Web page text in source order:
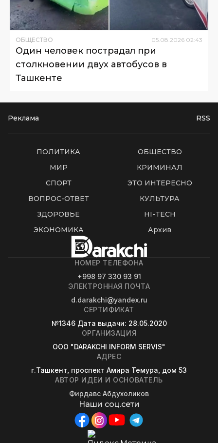
ОБЩЕСТВО 05.08.2026 02:43
Один человек пострадал при
столкновении двух автобусов в
Ташкенте
Реклама RSS
ПОЛИТИКА
ОБЩЕСТВО
МИР
КРИМИНАЛ
СПОРТ
ЭТО ИНТЕРЕСНО
ВОПРОС-ОТВЕТ
КУЛЬТУРА
ЗДОРОВЬЕ
HI-TECH
ЭКОНОМИКА
Архив
НОМЕР ТЕЛЕФОНА
+998 97 330 93 91
ЭЛЕКТРОННАЯ ПОЧТА
d.darakchi@yandex.ru
СЕРТИФИКАТ
№1346 Дата выдачи: 28.05.2020
ОРГАНИЗАЦИЯ
OOO "DARAKCHI INFORM SERVIS"
АДРЕС
г.Ташкент, проспект Амира Темура, дом 53
АВТОР ИДЕИ И ОСНОВАТЕЛЬ
Фирдавс Абдухоликов
Наши соц.сети